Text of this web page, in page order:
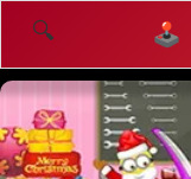
🕹️
🔍